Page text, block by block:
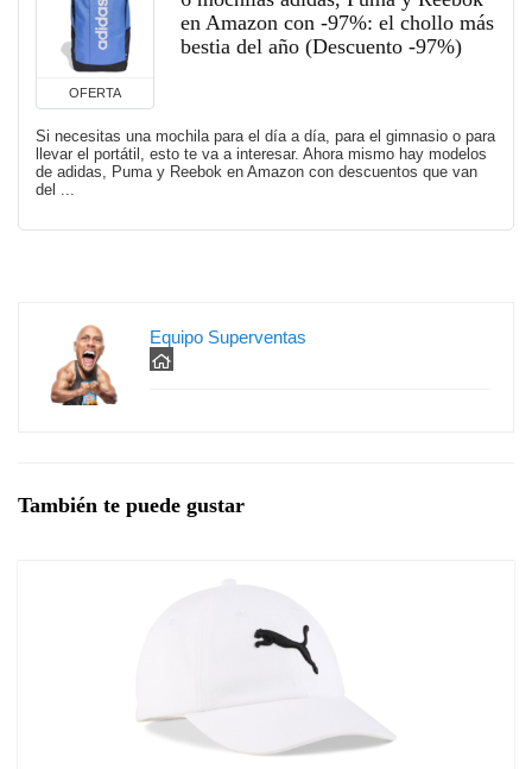
OFERTA
en Amazon con -97%: el chollo más
bestia del año (Descuento -97%)
Si necesitas una mochila para el día a día, para el gimnasio o para
llevar el portátil, esto te va a interesar. Ahora mismo hay modelos
de adidas, Puma y Reebok en Amazon con descuentos que van
del ...
Equipo Superventas
También te puede gustar